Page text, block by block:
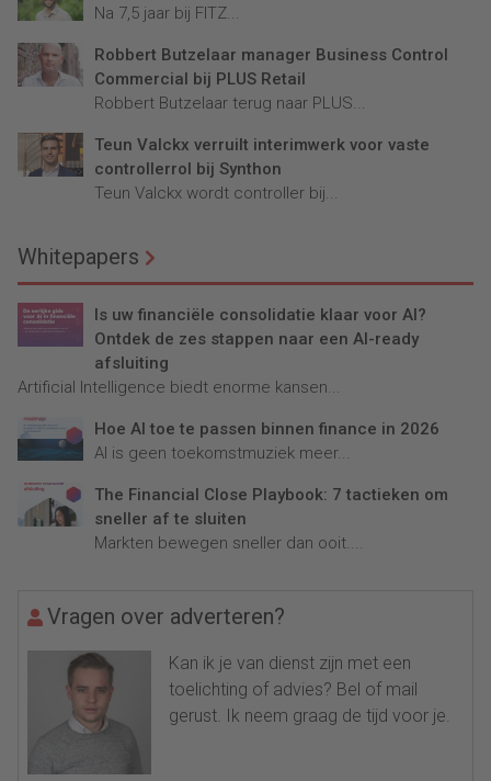
Na 7,5 jaar bij FITZ...
Robbert Butzelaar manager Business Control
Commercial bij PLUS Retail
Robbert Butzelaar terug naar PLUS...
Teun Valckx verruilt interimwerk voor vaste
controllerrol bij Synthon
Teun Valckx wordt controller bij...
Whitepapers
Is uw financiële consolidatie klaar voor AI?
Ontdek de zes stappen naar een AI-ready
afsluiting
Artificial Intelligence biedt enorme kansen...
Hoe AI toe te passen binnen finance in 2026
AI is geen toekomstmuziek meer...
The Financial Close Playbook: 7 tactieken om
sneller af te sluiten
Markten bewegen sneller dan ooit....
Vragen over adverteren?
Kan ik je van dienst zijn met een
toelichting of advies? Bel of mail
gerust. Ik neem graag de tijd voor je.